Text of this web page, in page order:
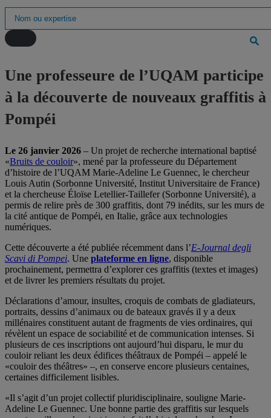
Une professeure de l’UQAM participe
à la découverte de nouveaux graffitis à
Pompéi
Le 26 janvier 2026 – Un projet de recherche international baptisé
«Bruits de couloir», mené par la professeure du Département
d’histoire de l’UQAM Marie-Adeline Le Guennec, le chercheur
Louis Autin (Sorbonne Université, Institut Universitaire de France)
et la chercheuse Éloïse Letellier-Taillefer (Sorbonne Université), a
permis de relire près de 300 graffitis, dont 79 inédits, sur les murs de
la cité antique de Pompéi, en Italie, grâce aux technologies
numériques.
Cette découverte a été publiée récemment dans l’E-Journal degli
Scavi di Pompei. Une plateforme en ligne, disponible
prochainement, permettra d’explorer ces graffitis (textes et images)
et de livrer les premiers résultats du projet.
Déclarations d’amour, insultes, croquis de combats de gladiateurs,
portraits, dessins d’animaux ou de bateaux gravés il y a deux
millénaires constituent autant de fragments de vies ordinaires, qui
révèlent un espace de sociabilité et de communication intenses. Si
plusieurs de ces inscriptions ont aujourd’hui disparu, le mur du
couloir reliant les deux édifices théâtraux de Pompéi – appelé le
«couloir des théâtres» –, en conserve encore plusieurs centaines,
certaines difficilement lisibles.
«Il s’agit d’un projet collectif pluridisciplinaire, souligne Marie-
Adeline Le Guennec. Une bonne partie des graffitis sur lesquels